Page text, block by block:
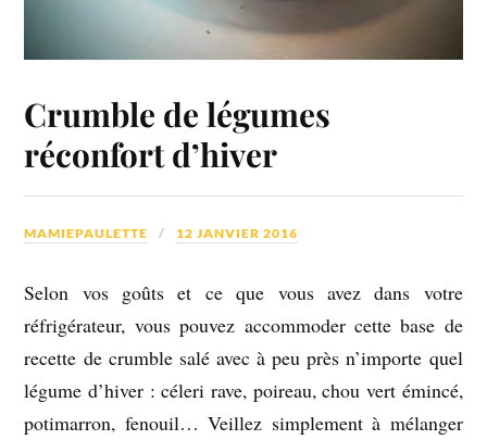
Crumble de légumes
réconfort d’hiver
MAMIEPAULETTE 12 JANVIER 2016
Selon vos goûts et ce que vous avez dans votre
réfrigérateur, vous pouvez accommoder cette base de
recette de crumble salé avec à peu près n’importe quel
légume d’hiver : céleri rave, poireau, chou vert émincé,
potimarron, fenouil… Veillez simplement à mélanger